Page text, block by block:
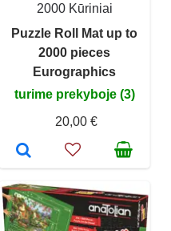
2000 Kūriniai
Puzzle Roll Mat up to
2000 pieces
Eurographics
turime prekyboje (3)
20,00 €